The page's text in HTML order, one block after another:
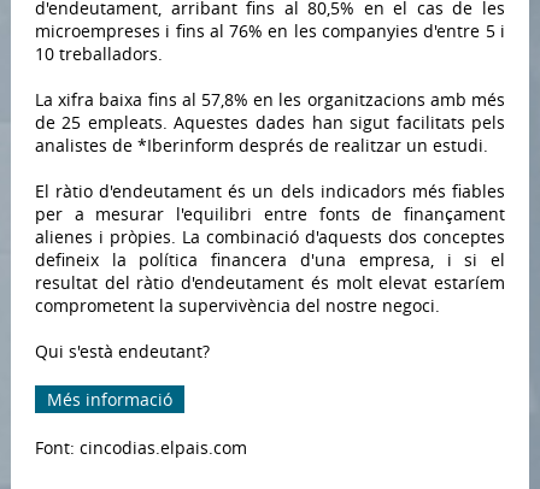
d'endeutament, arribant fins al 80,5% en el cas de les
microempreses i fins al 76% en les companyies d'entre 5 i
10 treballadors.
La xifra baixa fins al 57,8% en les organitzacions amb més
de 25 empleats. Aquestes dades han sigut facilitats pels
analistes de *Iberinform després de realitzar un estudi.
El ràtio d'endeutament és un dels indicadors més fiables
per a mesurar l'equilibri entre fonts de finançament
alienes i pròpies. La combinació d'aquests dos conceptes
defineix la política financera d'una empresa, i si el
resultat del ràtio d'endeutament és molt elevat estaríem
comprometent la supervivència del nostre negoci.
Qui s'està endeutant?
Més informació
Font: cincodias.elpais.com